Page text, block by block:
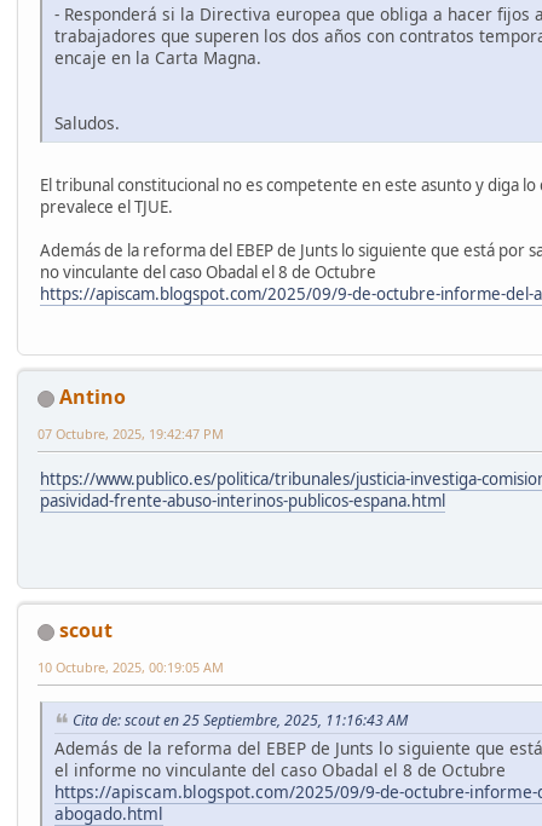
- Responderá si la Directiva europea que obliga a hacer fijos
trabajadores que superen los dos años con contratos
encaje en la Carta Magna.
Saludos.
El tribunal constitucional no es competente en este asunto y diga lo
prevalece el TJUE.
Además de la reforma del EBEP de Junts lo siguiente que está por
no vinculante del caso Obadal el 8 de Octubre
https://apiscam.blogspot.com/2025/09/9-de-octubre-informe-del-
Antino
07 Octubre, 2025, 19:42:47 PM
https://www.publico.es/politica/tribunales/justicia-investiga-
pasividad-frente-abuso-interinos-publicos-espana.html
scout
10 Octubre, 2025, 00:19:05 AM
Cita de: scout en 25 Septiembre, 2025, 11:16:43 AM
Además de la reforma del EBEP de Junts lo siguiente que
el informe no vinculante del caso Obadal el 8 de Octubre
https://apiscam.blogspot.com/2025/09/9-de-octubre-informe-
abogado.html